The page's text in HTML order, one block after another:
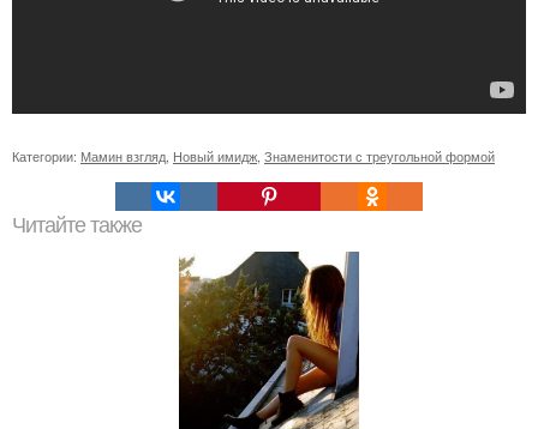
Категории: Мамин взгляд Новый имидж Знаменитости с треугольной формой
Читайте также